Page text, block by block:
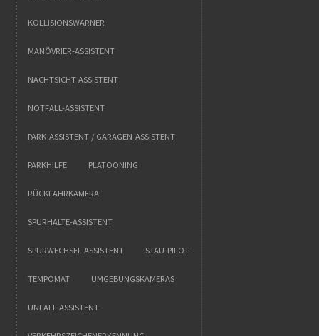
KOLLISIONSWARNER
MANÖVRIER-ASSISTENT
NACHTSICHT-ASSISTENT
NOTFALL-ASSISTENT
PARK-ASSISTENT / GARAGEN-ASSISTENT
PARKHILFE PLATOONING
RÜCKFAHRKAMERA
SPURHALTE-ASSISTENT
SPURWECHSEL-ASSISTENT STAU-PILOT
TEMPOMAT UMGEBUNGSKAMERAS
UNFALL-ASSISTENT